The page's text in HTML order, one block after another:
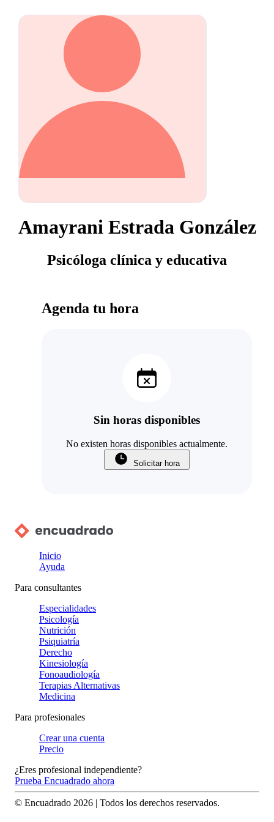
Amayrani Estrada González
Psicóloga clínica y educativa
Agenda tu hora
Sin horas disponibles
No existen horas disponibles actualmente.
Solicitar hora
Inicio
Ayuda
Para consultantes
Especialidades
Psicología
Nutrición
Psiquiatría
Derecho
Kinesiología
Fonoaudiología
Terapias Alternativas
Medicina
Para profesionales
Crear una cuenta
Precio
¿Eres profesional independiente?
Prueba Encuadrado ahora
© Encuadrado 2026 | Todos los derechos reservados.